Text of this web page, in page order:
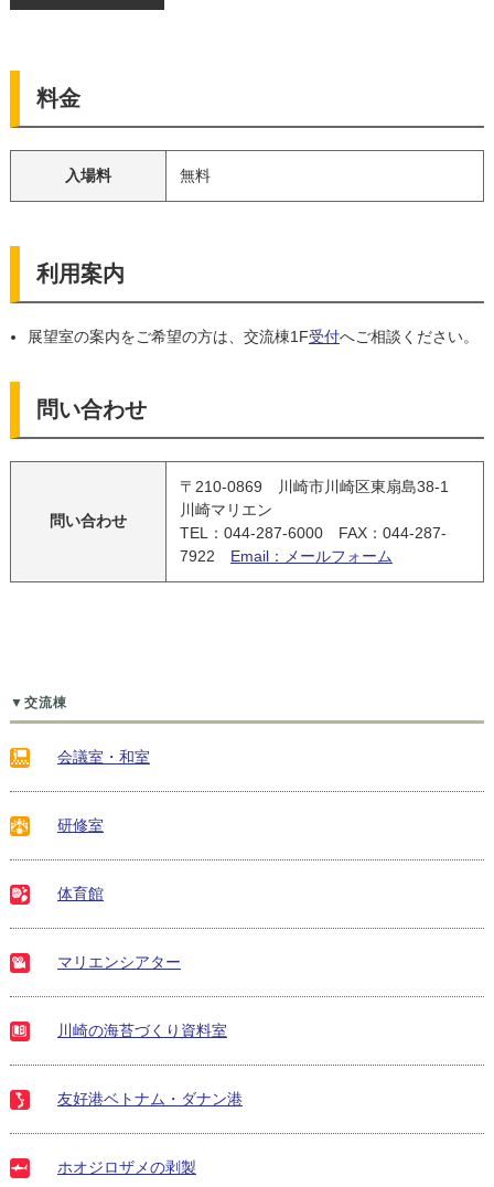
料金
入場料 無料
利用案内
展望室の案内をご希望の方は、交流棟1F受付へご相談ください。
問い合わせ
問い合わせ
〒210-0869 川崎市川崎区東扇島38-1
川崎マリエン
TEL：044-287-6000 FAX：044-287-
7922 Email：メールフォーム
▼交流棟
会議室・和室
研修室
体育館
マリエンシアター
川崎の海苔づくり資料室
友好港ベトナム・ダナン港
ホオジロザメの剥製